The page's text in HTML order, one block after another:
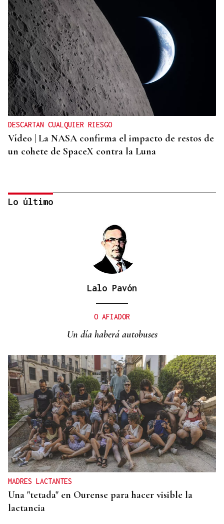
DESCARTAN CUALQUIER RIESGO
Vídeo | La NASA confirma el impacto de restos de
un cohete de SpaceX contra la Luna
Horóscopo del día: jueves, 6 de agosto
Lo último
Lalo Pavón
O AFIADOR
Un día haberá autobuses
MADRES LACTANTES
Una "tetada" en Ourense para hacer visible la
lactancia